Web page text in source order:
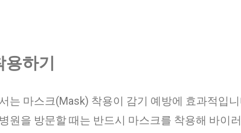
하기
는 마스크(Mask) 착용이 감기 예방에 효과적입
원을 방문할 때는 반드시 마스크를 착용해 바이